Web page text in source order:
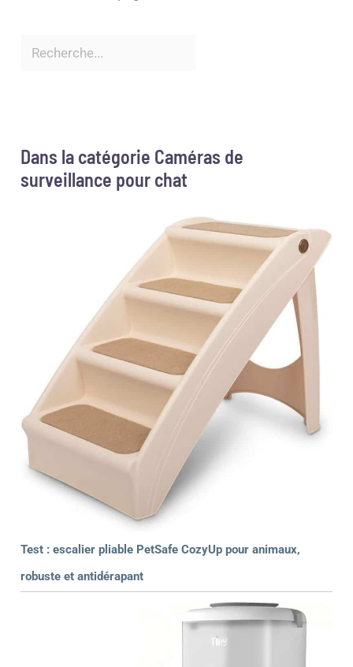
Dans la catégorie Caméras de
surveillance pour chat
Test : escalier pliable PetSafe CozyUp pour animaux,
robuste et antidérapant